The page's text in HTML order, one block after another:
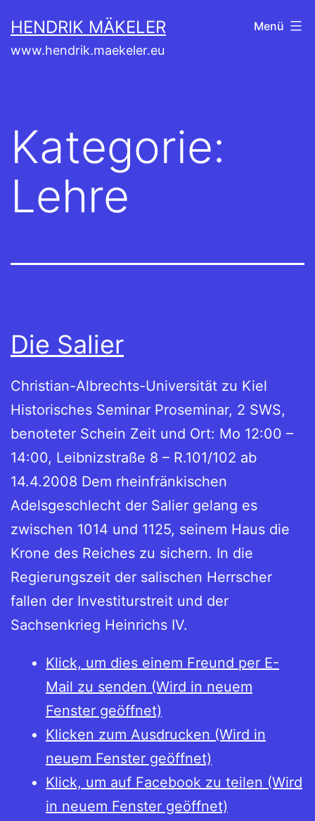
Inhalt
springen
HENDRIK MÄKELER
www.hendrik.maekeler.eu
Menü
Kategorie:
Lehre
Die Salier
Christian-Albrechts-Universität zu Kiel
Historisches Seminar Proseminar, 2 SWS,
benoteter Schein Zeit und Ort: Mo 12:00 –
14:00, Leibnizstraße 8 – R.101/102 ab
14.4.2008 Dem rheinfränkischen
Adelsgeschlecht der Salier gelang es
zwischen 1014 und 1125, seinem Haus die
Krone des Reiches zu sichern. In die
Regierungszeit der salischen Herrscher
fallen der Investiturstreit und der
Sachsenkrieg Heinrichs IV.
Klick, um dies einem Freund per E-
Mail zu senden (Wird in neuem
Fenster geöffnet)
Klicken zum Ausdrucken (Wird in
neuem Fenster geöffnet)
Klick, um auf Facebook zu teilen (Wird
in neuem Fenster geöffnet)